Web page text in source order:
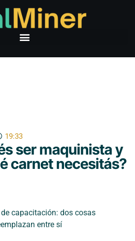
19:33
ser maquinista y
carnet necesitás?
capacitación: dos cosas
entre sí